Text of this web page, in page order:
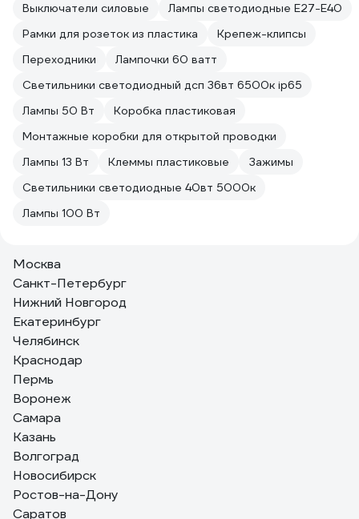
Выключатели силовые
Лампы светодиодные E27-E40
Рамки для розеток из пластика
Крепеж-клипсы
Переходники
Лампочки 60 ватт
Светильники светодиодный дсп 36вт 6500к ip65
Лампы 50 Вт
Коробка пластиковая
Монтажные коробки для открытой проводки
Лампы 13 Вт
Клеммы пластиковые
Зажимы
Светильники светодиодные 40вт 5000к
Лампы 100 Вт
Москва
Санкт-Петербург
Нижний Новгород
Екатеринбург
Челябинск
Краснодар
Пермь
Воронеж
Самара
Казань
Волгоград
Новосибирск
Ростов-на-Дону
Саратов